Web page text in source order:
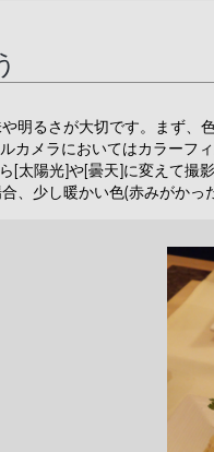
明るさが大切です。まず、
カメラにおいてはカラー
[太陽光]や[曇天]に変えて撮
、少し暖かい色(赤みがかっ